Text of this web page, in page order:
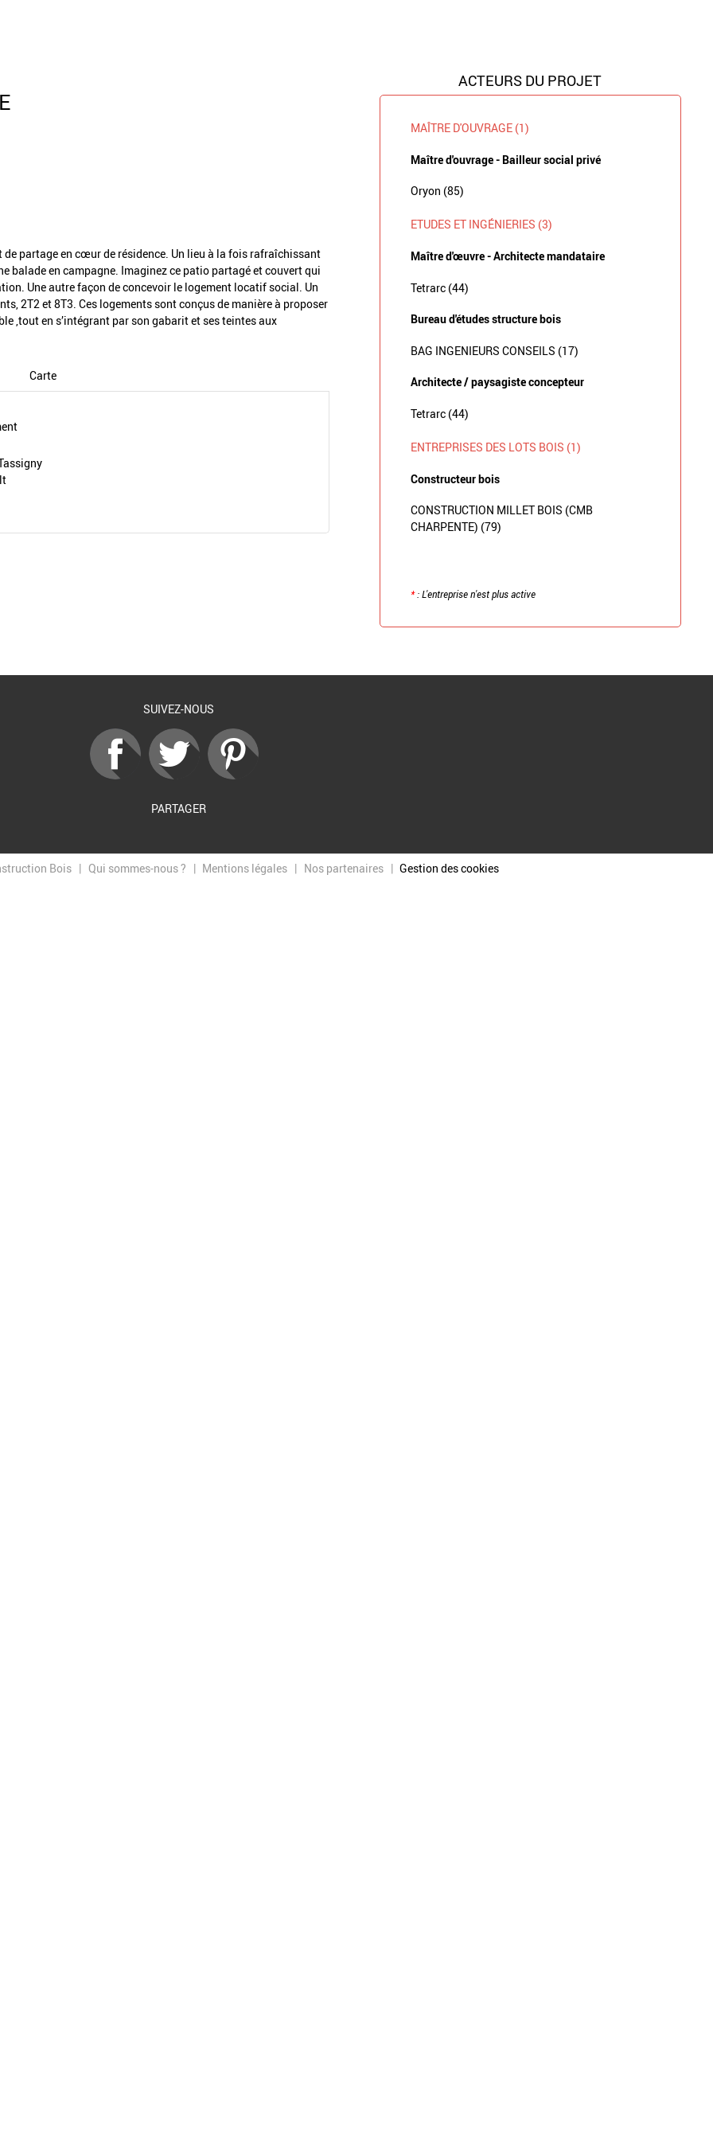
de partage en cœur de résidence. Un lieu à la fois rafraîchissant
balade en campagne. Imaginez ce patio partagé et couvert qui
Une autre façon de concevoir le logement locatif social. Un
2T2 et 8T3. Ces logements sont conçus de manière à proposer
,tout en s’intégrant par son gabarit et ses teintes aux
Carte
ACTEURS DU PROJET
MAÎTRE D'OUVRAGE (1)
Maître d'ouvrage - Bailleur social privé
Oryon (85)
ETUDES ET INGÉNIERIES (3)
Maître d'œuvre - Architecte mandataire
Tetrarc (44)
Bureau d'études structure bois
BAG INGENIEURS CONSEILS (17)
Architecte / paysagiste concepteur
Tetrarc (44)
ENTREPRISES DES LOTS BOIS (1)
Constructeur bois
CONSTRUCTION MILLET BOIS (CMB
CHARPENTE) (79)
*: L'entreprise n'est plus active
SUIVEZ-NOUS
PARTAGER
Bois Qui sommes-nous ? Mentions légales Nos partenaires Gestion des cookies